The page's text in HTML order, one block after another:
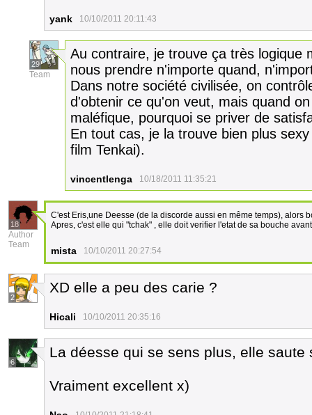
yank 10/10/2011 20:11:43
29
Team
Au contraire, je trouve ça très logique
nous prendre n'importe quand,
Dans notre société civilisée, on
d'obtenir ce qu'on veut, mais quand
maléfique, pourquoi se priver de
En tout cas, je la trouve bien plus
film Tenkai).
vincentlenga 10/18/2011 11:35:21
18
Author
Team
C'est Eris,une Deesse (de la discorde aussi en même temps), alors
Apres, c'est elle qui "tchak" , elle doit verifier l'etat de sa bouche
mista 10/10/2011 20:27:54
2
XD elle a peu des carie ?
Hicali 10/10/2011 20:35:16
6
La déesse qui se sens plus, elle saute
Vraiment excellent x)